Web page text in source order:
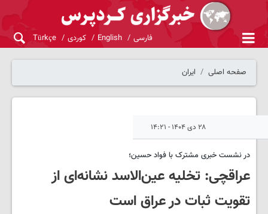
فارسی English کوردی Türkçe
صفحه اصلی ایران
۲۸ دی ۱۴۰۴ - ۱۴:۲۱
در نشست خبری مشترک با فواد حسین؛
عراقچی: تخلیه عین‌الاسد نشانه‌ای از
تقویت ثبات در عراق است